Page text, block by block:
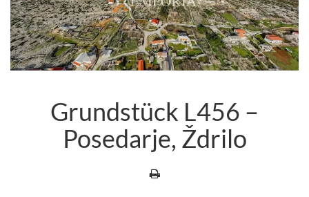
Grundstück L456 –
Posedarje, Ždrilo